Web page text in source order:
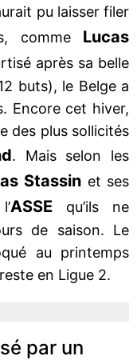
pu laisser filer
comme Lucas
après sa belle
buts), le Belge a
Encore cet hiver,
des plus sollicités
. Mais selon les
Stassin et ses
ASSE
qu’ils ne
de saison. Le
au printemps
reste en Ligue 2.
par un